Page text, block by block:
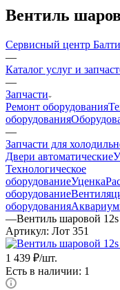
Вентиль
Сервисный центр
—
Каталог услуг и
—
Запчасти
Ремонт оборудования
оборудования
—
Запчасти для
Двери автоматические
Технологическое
оборудованиеУценка
оборудование
оборудования
—Вентиль шаровой
Артикул: Лот 351
1 439 ₽/шт.
Есть в наличии: 1